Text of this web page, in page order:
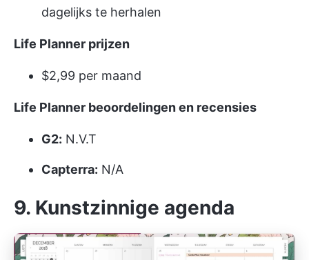
dagelijks te herhalen
Life Planner prijzen
$2,99 per maand
Life Planner beoordelingen en recensies
G2: N.V.T
Capterra: N/A
9. Kunstzinnige agenda